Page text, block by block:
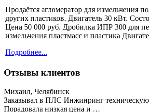
Продаётся агломератор для измельчения
других пластиков. Двигатель 30 кВт.
Цена 50 000 руб. Дробилка ИПР 300 для
измельчения пластмасс и пластика
Подробнее...
Отзывы клиентов
Михаил, Челябинск
Заказывал в ПЛС Инжинринг техническую
Порадовала низкая цена и …